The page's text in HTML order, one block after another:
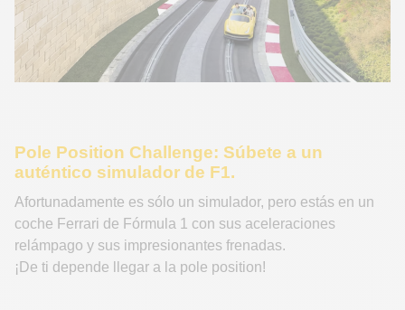
Pole Position Challenge: Súbete a un
auténtico simulador de F1.
Afortunadamente es sólo un simulador, pero estás en un
coche Ferrari de Fórmula 1 con sus aceleraciones
relámpago y sus impresionantes frenadas.
¡De ti depende llegar a la pole position!